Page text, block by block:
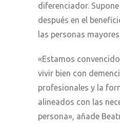
diferenciador.
después en el
las personas
«Estamos
vivir bien con
profesionales y la
alineados con las
persona», añade